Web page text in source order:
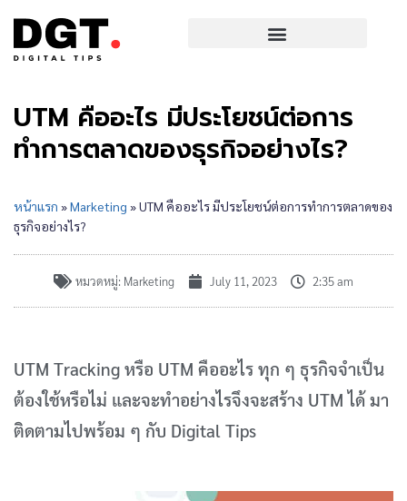
UTM คืออะไร มีประโยชน์ต่อการ
ทำการตลาดของธุรกิจอย่างไร?
หน้าแรก »Marketing »UTM คืออะไร มีประโยชน์ต่อการทำการตลาดของ
ธุรกิจอย่างไร?
หมวดหมู่: Marketing July 11, 2023 2:35 am
UTM Tracking หรือ UTM คืออะไร ทุก ๆ ธุรกิจจำเป็น
ต้องใช้หรือไม่ และจะทำอย่างไรจึงจะสร้าง UTM ได้ มา
ติดตามไปพร้อม ๆ กับ Digital Tips